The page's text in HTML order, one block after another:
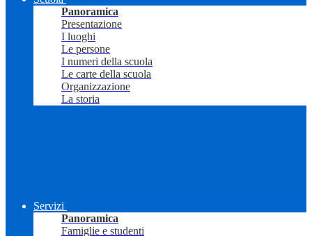
Panoramica
Presentazione
I luoghi
Le persone
I numeri della scuola
Le carte della scuola
Organizzazione
La storia
Servizi
Panoramica
Famiglie e studenti